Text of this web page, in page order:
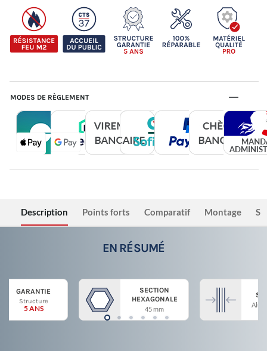
MODES DE RÈGLEMENT
Description Points forts Comparatif Montage
EN RÉSUMÉ
GARANTIE
Structure
5 ANS
SECTION
HEXAGONALE
45 mm